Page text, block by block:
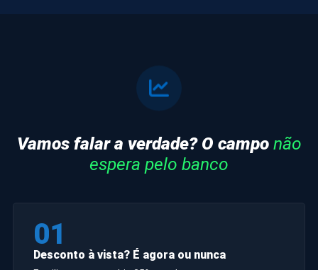
Vamos falar a verdade? O campo não
espera pelo banco
01
Desconto à vista? É agora ou nunca